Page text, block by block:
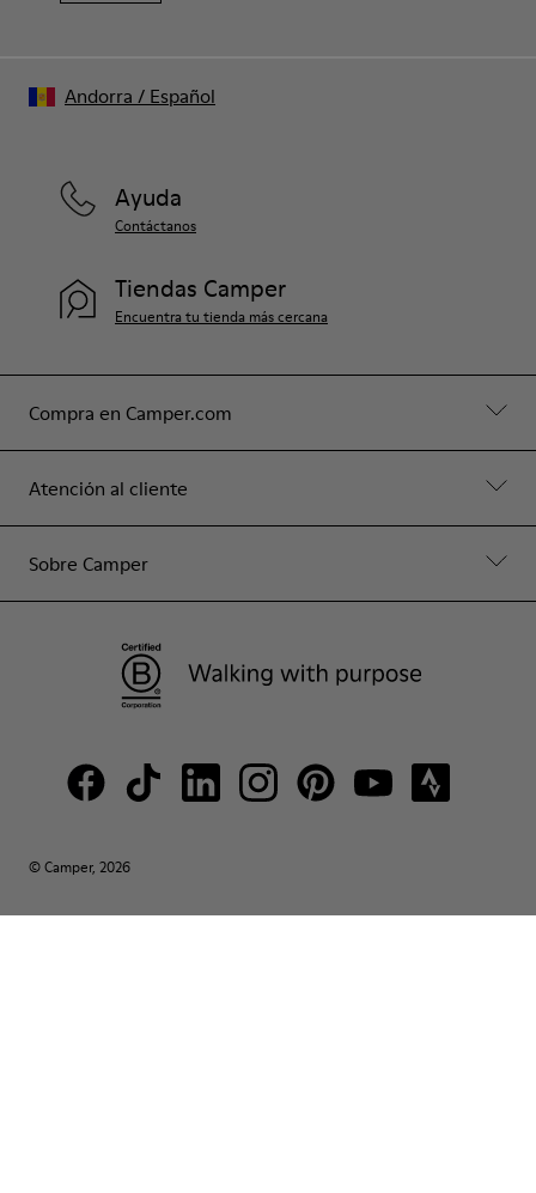
Compra en Camper.com
Atención al cliente
Sobre Camper
Ayuda
Contáctanos
Tiendas Camper
Encuentra tu tienda más cercana
© Camper, 2026
Andorra / Español